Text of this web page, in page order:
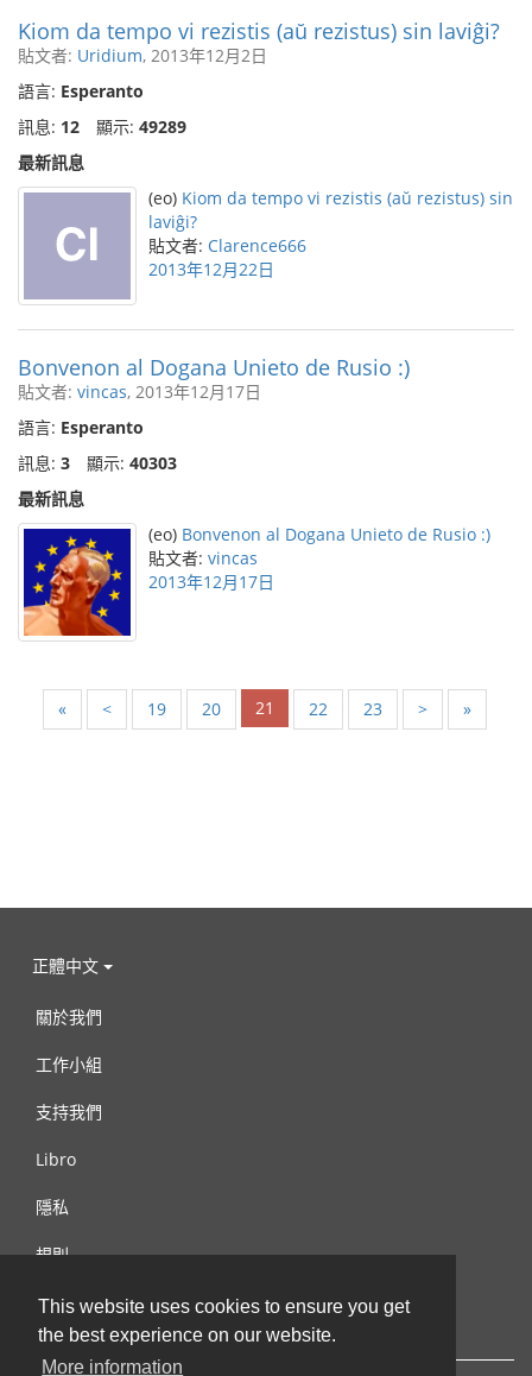
This website uses cookies to ensure you get
the best experience on our website.
More information
Kiom da tempo vi rezistis (aŭ rezistus) sin laviĝi?
貼文者: Uridium, 2013年12月2日
語言: Esperanto
訊息: 12 顯示: 49289
最新訊息
(eo) Kiom da tempo vi rezistis (aŭ rezistus) sin
laviĝi?
貼文者: Clarence666
2013年12月22日
Bonvenon al Dogana Unieto de Rusio :)
貼文者: vincas, 2013年12月17日
語言: Esperanto
訊息: 3 顯示: 40303
最新訊息
(eo) Bonvenon al Dogana Unieto de Rusio :)
貼文者: vincas
2013年12月17日
« < 19 20 21 22 23 > »
正體中文
關於我們
工作小組
支持我們
Libro
隱私
規則
連絡我們